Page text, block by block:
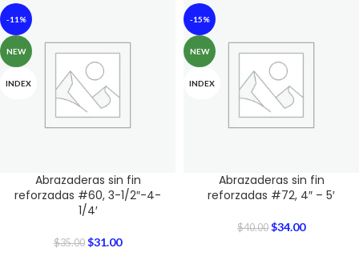
-11%
NEW
INDEX
Abrazaderas sin fin
reforzadas #60, 3-1/2″-4-
1/4′
$35.00 $31.00
-15%
NEW
INDEX
Abrazaderas sin fin
reforzadas #72, 4″ – 5′
$40.00 $34.00